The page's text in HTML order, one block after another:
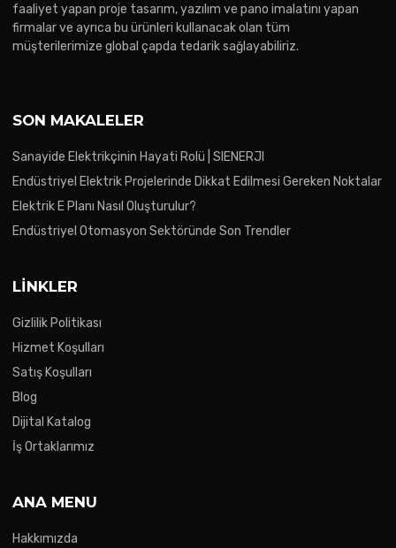
faaliyet yapan proje tasarım, yazılım ve pano imalatını yapan
firmalar ve ayrıca bu ürünleri kullanacak olan tüm
müşterilerimize global çapda tedarik sağlayabiliriz.
SON MAKALELER
Sanayide Elektrikçinin Hayati Rolü | SIENERJI
Endüstriyel Elektrik Projelerinde Dikkat Edilmesi Gereken Noktalar
Elektrik E Planı Nasıl Oluşturulur?
Endüstriyel Otomasyon Sektöründe Son Trendler
LINKLER
Gizlilik Politikası
Hizmet Koşulları
Satış Koşulları
Blog
Dijital Katalog
İş Ortaklarımız
ANA MENU
Hakkımızda